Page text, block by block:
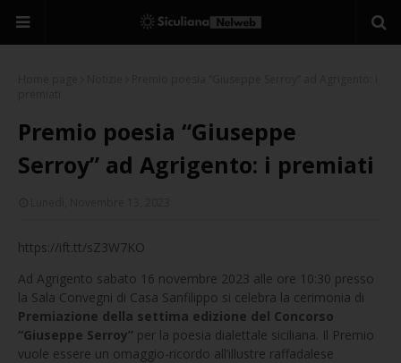
Premio poesia “Giuseppe
Serroy” ad Agrigento: i premiati
https://ift.tt/sZ3W7KO
Ad Agrigento sabato 16 novembre 2023 alle ore 10:30 presso
la Sala Convegni di Casa Sanfilippo si celebra la cerimonia di
Premiazione della settima edizione del Concorso
“Giuseppe Serroy” per la poesia dialettale siciliana. Il Premio
vuole essere un omaggio-ricordo all’illustre raffadalese